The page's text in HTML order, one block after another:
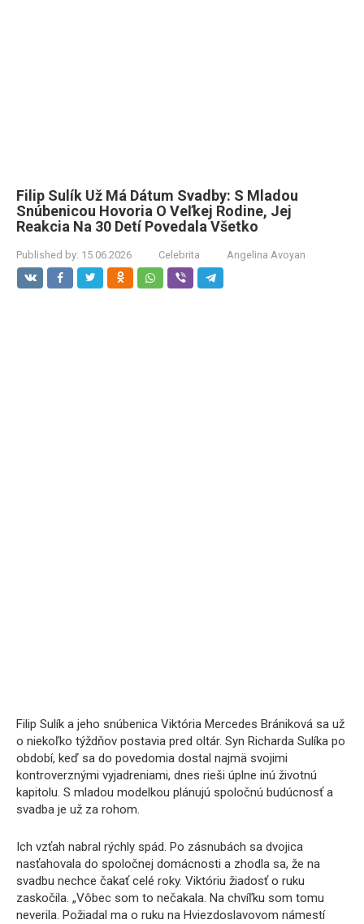
Filip Sulík Už Má Dátum Svadby: S Mladou
Snúbenicou Hovoria O Veľkej Rodine, Jej
Reakcia Na 30 Detí Povedala Všetko
Published by: 15.06.2026 Celebrita Angelina Avoyan
Filip Sulík a jeho snúbenica Viktória Mercedes Brániková sa už
o niekoľko týždňov postavia pred oltár. Syn Richarda Sulíka po
období, keď sa do povedomia dostal najmä svojimi
kontroverznými vyjadreniami, dnes rieši úplne inú životnú
kapitolu. S mladou modelkou plánujú spoločnú budúcnosť a
svadba je už za rohom.
Ich vzťah nabral rýchly spád. Po zásnubách sa dvojica
nasťahovala do spoločnej domácnosti a zhodla sa, že na
svadbu nechce čakať celé roky. Viktóriu žiadosť o ruku
zaskočila. „Vôbec som to nečakala. Na chvíľku som tomu
neverila. Požiadal ma o ruku na Hviezdoslavovom námestí